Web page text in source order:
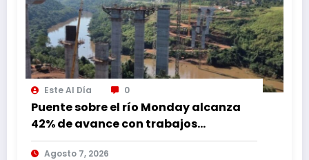
Este Al Día 0
Puente sobre el río Monday alcanza
42% de avance con trabajos
continuos
Agosto 7, 2026